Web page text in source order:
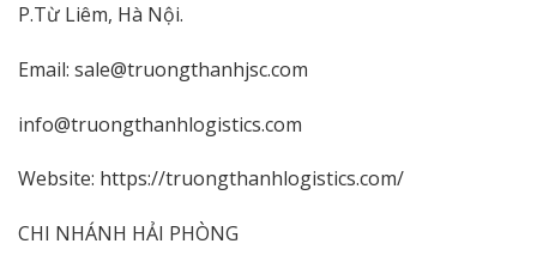
P.Từ Liêm, Hà Nội.
Email: sale@truongthanhjsc.com
info@truongthanhlogistics.com
Website: https://truongthanhlogistics.com/
CHI NHÁNH HẢI PHÒNG